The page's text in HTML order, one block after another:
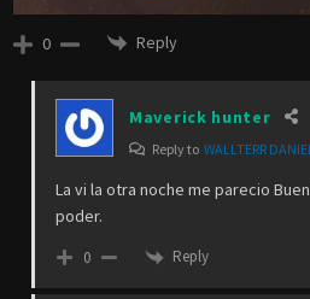
0 Reply
Maverick hunter
Reply to WALLTERR
La vi la otra noche me parecio
poder.
0 Reply